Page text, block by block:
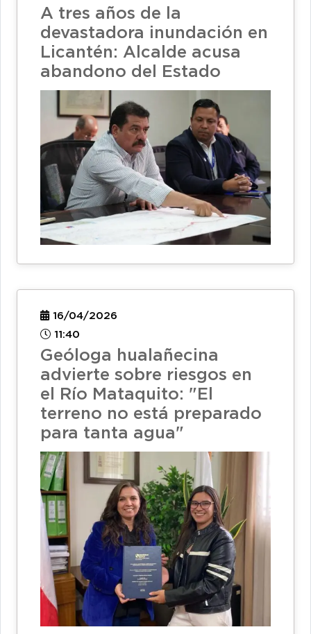
A tres años de la
devastadora inundación en
Licantén: Alcalde acusa
abandono del Estado
16/04/2026
11:40
Geóloga hualañecina
advierte sobre riesgos en
el Río Mataquito: "El
terreno no está preparado
para tanta agua"